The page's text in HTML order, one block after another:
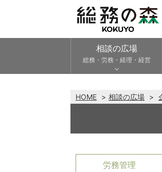
相談の広場
総務・労務・経理・経営
HOME 相談の広場
労務管理